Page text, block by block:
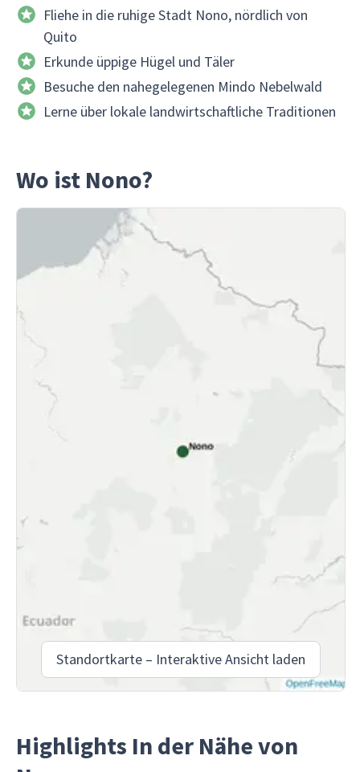
Fliehe in die ruhige Stadt Nono, nördlich von
Quito
Erkunde üppige Hügel und Täler
Besuche den nahegelegenen Mindo Nebelwald
Lerne über lokale landwirtschaftliche Traditionen
Wo ist Nono?
Standortkarte – Interaktive Ansicht laden
Highlights In der Nähe von